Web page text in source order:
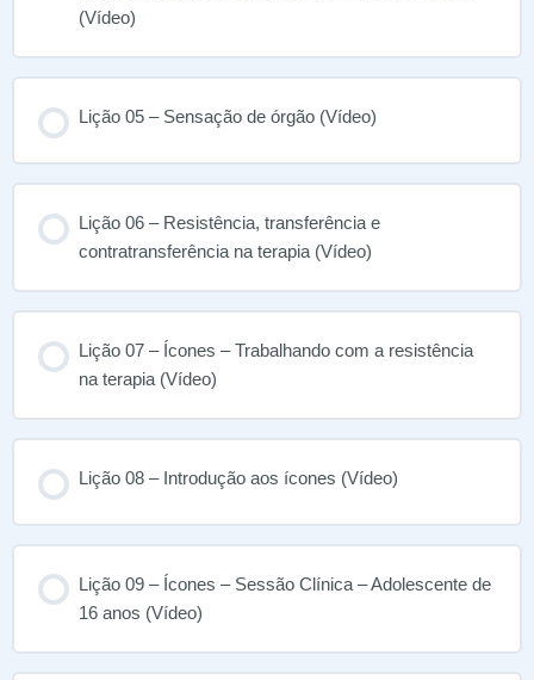
(Vídeo)
Lição 05 – Sensação de órgão (Vídeo)
Lição 06 – Resistência, transferência e
contratransferência na terapia (Vídeo)
Lição 07 – Ícones – Trabalhando com a resistência
na terapia (Vídeo)
Lição 08 – Introdução aos ícones (Vídeo)
Lição 09 – Ícones – Sessão Clínica – Adolescente de
16 anos (Vídeo)